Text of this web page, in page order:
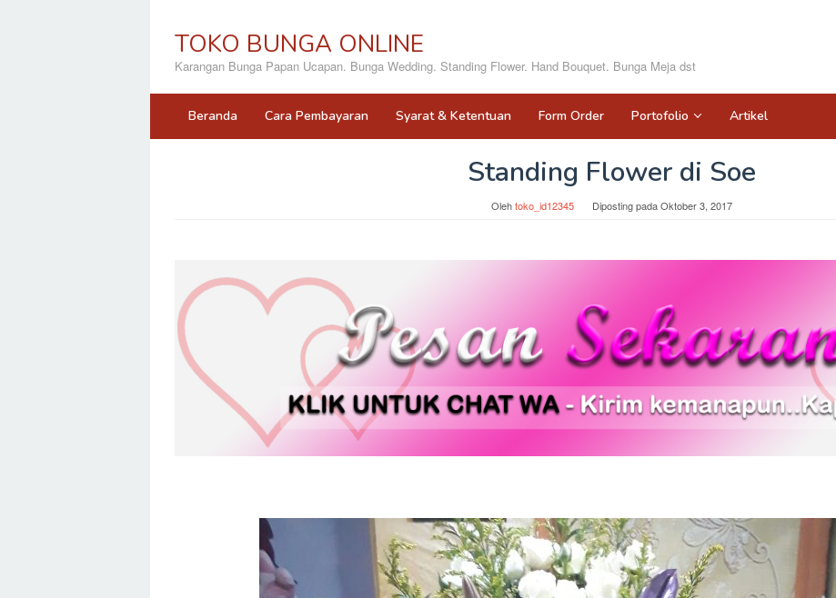
TOKO BUNGA ONLINE
Karangan Bunga Papan Ucapan. Bunga Wedding. Standing Flower. Hand Bouquet. Bunga Meja dst
Beranda Cara Pembayaran Syarat & Ketentuan Form Order Portofolio Artikel
Standing Flower di Soe
Olehtoko_id12345 Diposting padaOktober 3, 2017